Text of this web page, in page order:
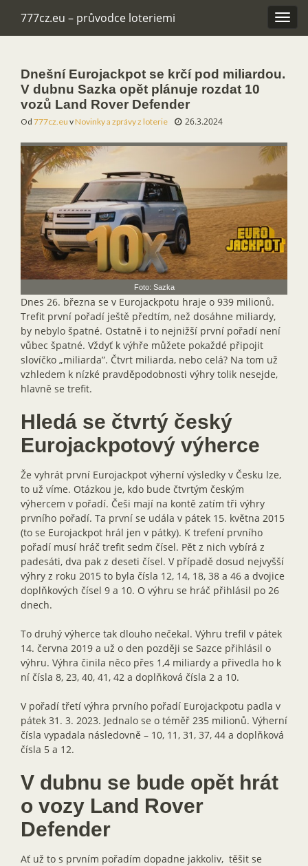
777cz.eu – průvodce loteriemi
Dnešní Eurojackpot se krčí pod miliardou.
V dubnu Sazka opět plánuje rozdat 10
vozů Land Rover Defender
Od 777cz.eu vNovinky a zprávy z loterie 26.3.2024
Foto: Sazka
Dnes 26. března se v Eurojackpotu hraje o 939 milionů.
Trefit první pořadí ještě předtím, než dosáhne miliardy,
by nebylo špatné. Ostatně i to nejnižší první pořadí není
vůbec špatné. Vždyť k výhře můžete pokaždé připojit
slovíčko „miliarda”. Čtvrt miliarda, nebo celá? Na tom už
vzhledem k nízké pravděpodobnosti výhry tolik nesejde,
hlavně se trefit.
Hledá se čtvrtý český
Eurojackpotový výherce
Že vyhrát první Eurojackpot výherní výsledky v Česku lze,
to už víme. Otázkou je, kdo bude čtvrtým českým
výhercem v pořadí. Češi mají na kontě zatím tři výhry
prvního pořadí. Ta první se udála v pátek 15. května 2015
(to se Eurojackpot hrál jen v pátky). K trefení prvního
pořadí musí hráč trefit sedm čísel. Pět z nich vybírá z
padesáti, dva pak z deseti čísel. V případě dosud nejvyšší
výhry z roku 2015 to byla čísla 12, 14, 18, 38 a 46 a dvojice
doplňkových čísel 9 a 10. O výhru se hráč přihlásil po 26
dnech.
To druhý výherce tak dlouho nečekal. Výhru trefil v pátek
14. června 2019 a už o den později se Sazce přihlásil o
výhru. Výhra činila něco přes 1,4 miliardy a přivedla ho k
ní čísla 8, 23, 40, 41, 42 a doplňková čísla 2 a 10.
V pořadí třetí výhra prvního pořadí Eurojackpotu padla v
pátek 31. 3. 2023. Jednalo se o téměř 235 milionů. Výherní
čísla vypadala následovně – 10, 11, 31, 37, 44 a doplňková
čísla 5 a 12.
V dubnu se bude opět hrát
o vozy Land Rover
Defender
Ať už to s prvním pořadím dopadne jakkoliv, těšit se